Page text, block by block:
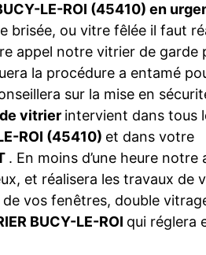
LE-ROI (45410) en
brisée, ou vitre fêlée il faut
appel notre vitrier de garde
la procédure a entamé
sur la mise en
vitrier intervient dans tous
ROI (45410) et dans votre
. En moins d’une heure notre
et réalisera les travaux de
vos fenêtres, double
BUCY-LE-ROI qui réglera